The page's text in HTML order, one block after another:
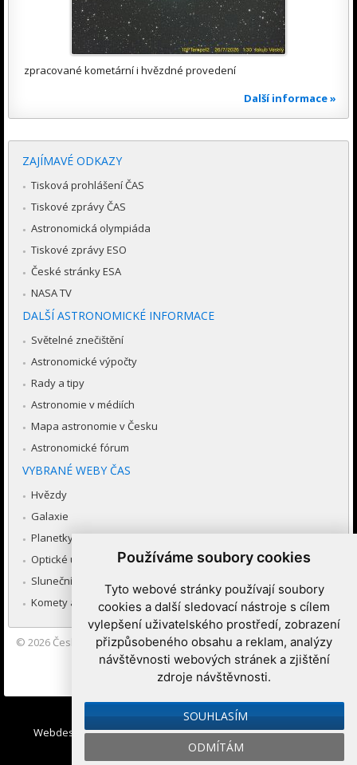
Používáme soubory cookies
Tyto webové stránky používají soubory
cookies a další sledovací nástroje s cílem
vylepšení uživatelského prostředí, zobrazení
přizpůsobeného obsahu a reklam, analýzy
návštěvnosti webových stránek a zjištění
zdroje návštěvnosti.
SOUHLASÍM
ODMÍTÁM
zpracované kometární i hvězdné provedení
Další informace »
ZAJÍMAVÉ ODKAZY
Tisková prohlášení ČAS
Tiskové zprávy ČAS
Astronomická olympiáda
Tiskové zprávy ESO
České stránky ESA
NASA TV
DALŠÍ ASTRONOMICKÉ INFORMACE
Světelné znečištění
Astronomické výpočty
Rady a tipy
Astronomie v médiích
Mapa astronomie v Česku
Astronomické fórum
VYBRANÉ WEBY ČAS
Hvězdy
Galaxie
Planetky
Optické úkazy v atmosféře
Sluneční soustava
Komety a meteory
© 2026 Česká astronomická společnost|Hvězdárna a planetárium
Brno spolupracuje se serverem Astro.cz
Webdesign:Medio interactive, Redakční systémIbis CMS:
WebConsult.cz